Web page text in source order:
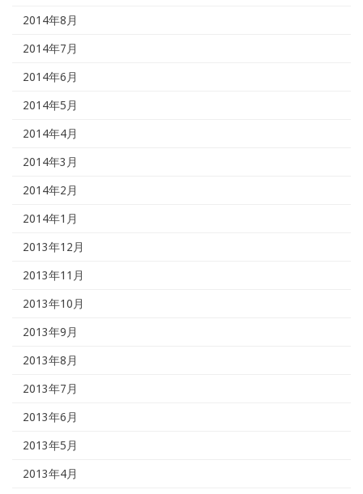
2014年8月
2014年7月
2014年6月
2014年5月
2014年4月
2014年3月
2014年2月
2014年1月
2013年12月
2013年11月
2013年10月
2013年9月
2013年8月
2013年7月
2013年6月
2013年5月
2013年4月